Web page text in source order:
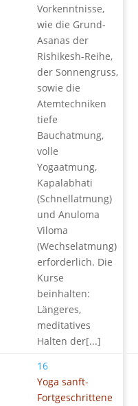
Vorkenntnisse,
wie die Grund-
Asanas der
Rishikesh-Reihe,
der Sonnengruss,
sowie die
Atemtechniken
tiefe
Bauchatmung,
volle
Yogaatmung,
Kapalabhati
(Schnellatmung)
und Anuloma
Viloma
(Wechselatmung)
erforderlich. Die
Kurse
beinhalten:
Längeres,
meditatives
Halten der[...]
16
Yoga sanft-
Fortgeschrittene